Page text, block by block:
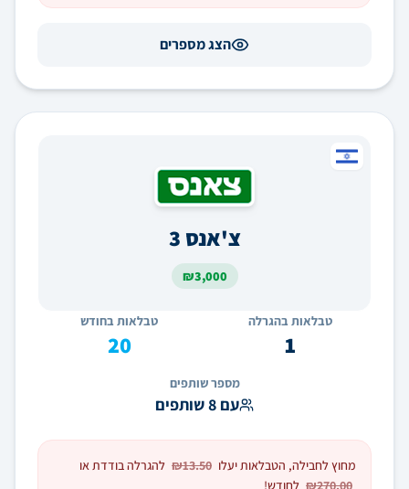
הצג מספרים
צ'אנס 3
₪3,000
טבלאות בהגרלה
1
טבלאות בחודש
20
מספר שותפים
עם 8 שותפים
מחוץ לחבילה, הטבלאות יעלו ₪13.50 להגרלה בודדת או
₪270.00 לחודש!